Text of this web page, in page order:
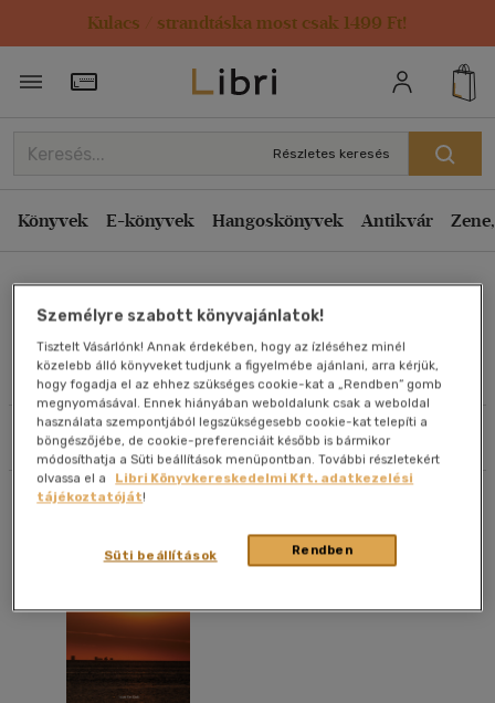
Kulacs / strandtáska most csak 1499 Ft!
Törzsvásárlói Kártya adatai
Részletes keresés
Könyvek E-könyvek Hangoskönyvek Antikvár
Kovács Marianna
Művei
Szűrés Rendezés
Rendezés
Kiadás éve szerint csökkenő
Ár szerint csökkenő
Eladott darabszám szerint csökkenő
Eladott darabszám szerint növekvő
Cím szerint A-Z
Szerző szerint A-Z
Megjelenítés
20 db / oldal
Alkalmaz
Személyre szabott könyvajánlatok!
Tisztelt Vásárlónk! Annak érdekében, hogy az ízléséhez minél
közelebb álló könyveket tudjunk a figyelmébe ajánlani, arra kérjük,
hogy fogadja el az ehhez szükséges cookie-kat a „Rendben” gomb
megnyomásával. Ennek hiányában weboldalunk csak a weboldal
használata szempontjából legszükségesebb cookie-kat telepíti a
böngészőjébe, de cookie-preferenciáit később is bármikor
módosíthatja a Süti beállítások menüpontban. További részletekért
olvassa el a
Libri Könyvkereskedelmi Kft. adatkezelési
tájékoztatóját!
Rendben
Süti beállítások